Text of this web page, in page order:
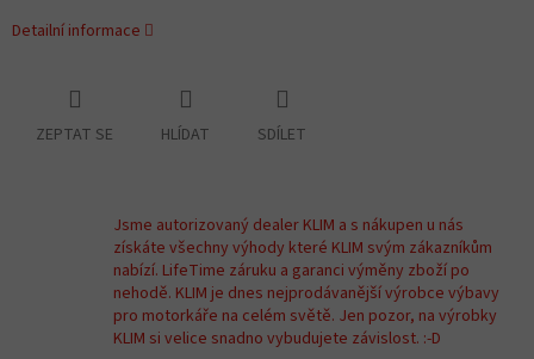
Detailní informace
ZEPTAT SE HLÍDAT SDÍLET
Jsme autorizovaný dealer KLIM a s nákupen u nás
získáte všechny výhody které KLIM svým zákazníkům
nabízí. LifeTime záruku a garanci výměny zboží po
nehodě. KLIM je dnes nejprodávanější výrobce výbavy
pro motorkáře na celém světě. Jen pozor, na výrobky
KLIM si velice snadno vybudujete závislost. :-D